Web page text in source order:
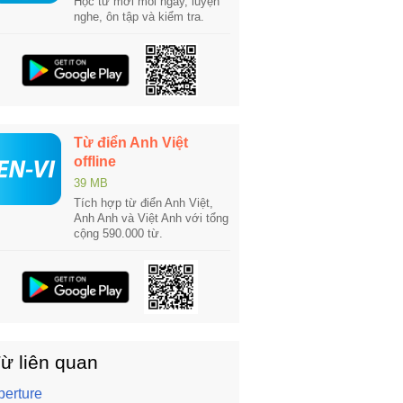
nghe, ôn tập và kiểm tra.
Từ điển Anh Việt
offline
39 MB
Tích hợp từ điển Anh Việt,
Anh Anh và Việt Anh với tổng
cộng 590.000 từ.
liên quan